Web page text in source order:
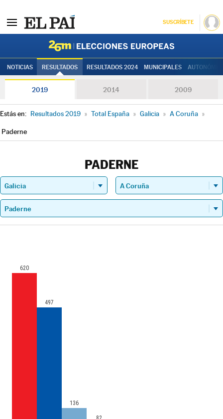
SUSCRÍBETE
NOTICIAS RESULTADOS RESULTADOS 2024 MUNICIPALES
2019 2014 2009
Estás en: Resultados 2019 » Total España » Galicia » A Coruña »
Paderne
PADERNE
620
497
136